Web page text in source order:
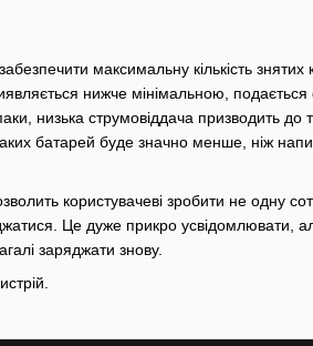
максимальну кількість знятих
нижче мінімальною, подається
низька струмовіддача призводить до
батарей буде значно менше, ніж
користувачеві зробити не одну
Це дуже прикро усвідомлювати,
заряджати знову.